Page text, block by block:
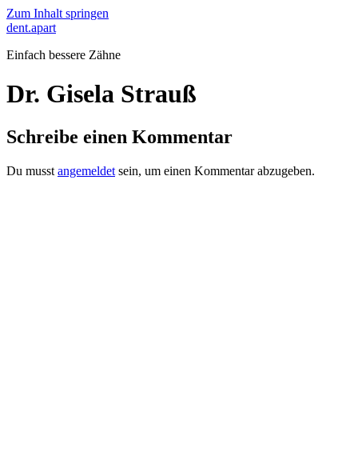
Zum Inhalt springen
dent.apart
Einfach bessere Zähne
Dr. Gisela Strauß
Schreibe einen Kommentar
Du musst angemeldet sein, um einen Kommentar abzugeben.